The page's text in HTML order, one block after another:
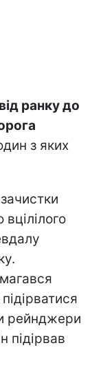
ранку до
з яких
рейнджери
підірвав